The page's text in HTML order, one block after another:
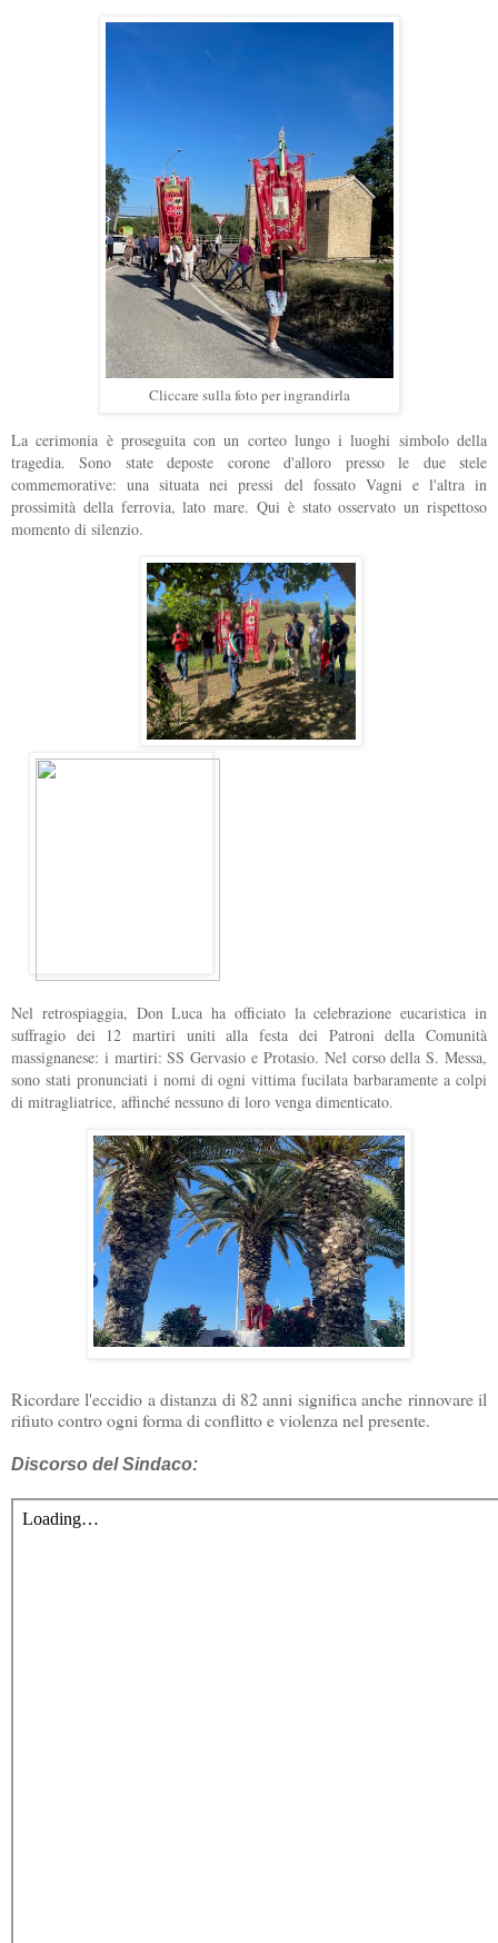
Cliccare sulla foto per ingrandirla
La cerimonia è proseguita con un corteo lungo i luoghi simbolo della
tragedia. Sono state deposte corone d'alloro presso le due stele
commemorative: una situata nei pressi del fossato Vagni e l'altra in
prossimità della ferrovia, lato mare. Qui è stato osservato un rispettoso
momento di silenzio.
Nel retrospiaggia, Don Luca ha officiato la celebrazione eucaristica in
suffragio dei 12 martiri uniti alla festa dei Patroni della Comunità
massignanese: i martiri: SS Gervasio e Protasio. Nel corso della S. Messa,
sono stati pronunciati i nomi di ogni vittima fucilata barbaramente a colpi
di mitragliatrice, affinché nessuno di loro venga dimenticato.
Ricordare l'eccidio a distanza di 82 anni significa anche rinnovare il
rifiuto contro ogni forma di conflitto e violenza nel presente.
Discorso del Sindaco: